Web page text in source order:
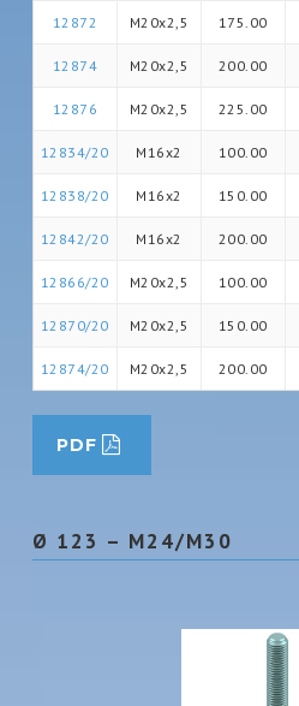
12872 M20x2,5 175.00
12874 M20x2,5 200.00
12876 M20x2,5 225.00
12834/20 M16x2 100.00
12838/20 M16x2 150.00
12842/20 M16x2 200.00
12866/20 M20x2,5 100.00
12870/20 M20x2,5 150.00
12874/20 M20x2,5 200.00
PDF
Ø 123 – M24/M30